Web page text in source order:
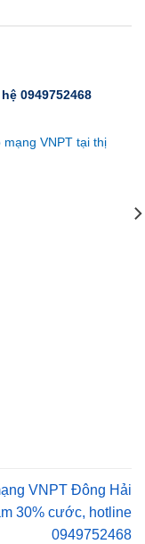
0949752468
mạng VNPT tại thị
VNPT Đông Hải
30% cước, hotline
0949752468